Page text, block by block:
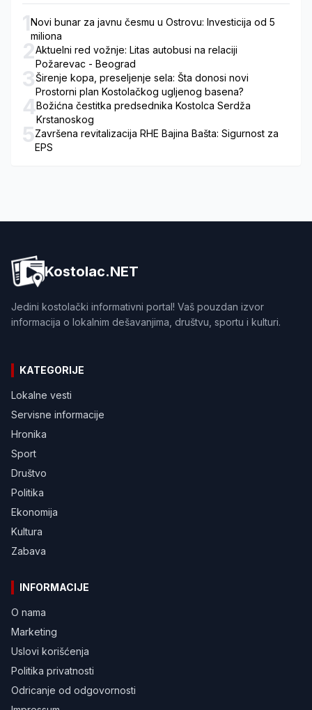
1Novi bunar za javnu česmu u Ostrovu: Investicija od 5
miliona
2Aktuelni red vožnje: Litas autobusi na relaciji
Požarevac - Beograd
3Širenje kopa, preseljenje sela: Šta donosi novi
Prostorni plan Kostolačkog ugljenog basena?
4Božićna čestitka predsednika Kostolca Serdža
Krstanoskog
5Završena revitalizacija RHE Bajina Bašta: Sigurnost za
EPS
Kostolac.NET
Jedini kostolački informativni portal! Vaš pouzdan izvor
informacija o lokalnim dešavanjima, društvu, sportu i kulturi.
KATEGORIJE
Lokalne vesti
Servisne informacije
Hronika
Sport
Društvo
Politika
Ekonomija
Kultura
Zabava
INFORMACIJE
O nama
Marketing
Uslovi korišćenja
Politika privatnosti
Odricanje od odgovornosti